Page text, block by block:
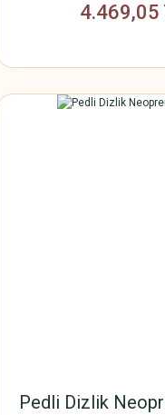
4.469,05
Pedli Dizlik